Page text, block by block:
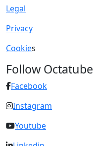
Legal
Privacy
Cookies
Follow Octatube
Facebook
Instagram
Youtube